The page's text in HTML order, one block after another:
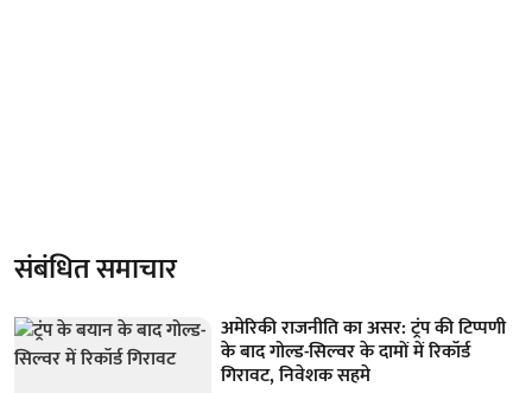
संबंधित समाचार
अमेरिकी राजनीति का असर: ट्रंप की टिप्पणी
के बाद गोल्ड-सिल्वर के दामों में रिकॉर्ड
गिरावट, निवेशक सहमे